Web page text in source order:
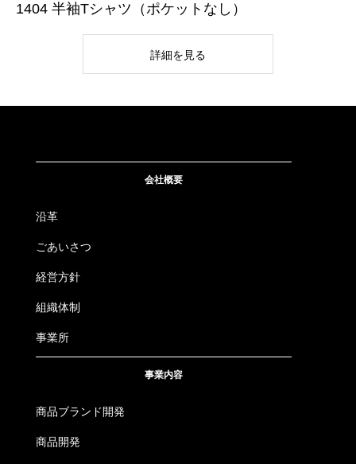
1404 半袖Tシャツ（ポケットなし）
詳細を見る
会社概要
沿革
ごあいさつ
経営方針
組織体制
事業所
事業内容
商品ブランド開発
商品開発